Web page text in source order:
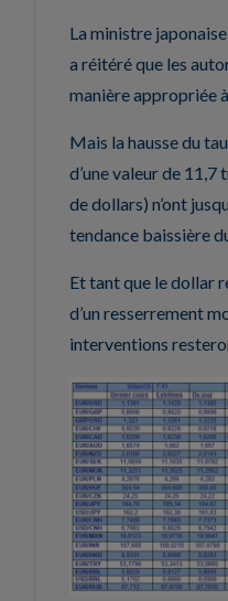
La ministre
a réitéré que les
manière appropriée
Mais la hausse du
d’une valeur de
de dollars) n’ont
tendance baissière
Et tant que le dollar
d’un resserrement
interventions